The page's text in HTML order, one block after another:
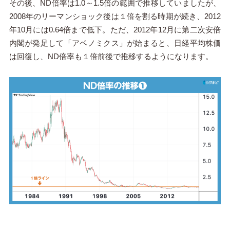
その後、ND倍率は1.0～1.5倍の範囲で推移していましたが、
2008年のリーマンショック後は１倍を割る時期が続き、2012
年10月には0.64倍まで低下。ただ、2012年12月に第二次安倍
内閣が発足して「アベノミクス」が始まると、日経平均株価
は回復し、ND倍率も１倍前後で推移するようになります。